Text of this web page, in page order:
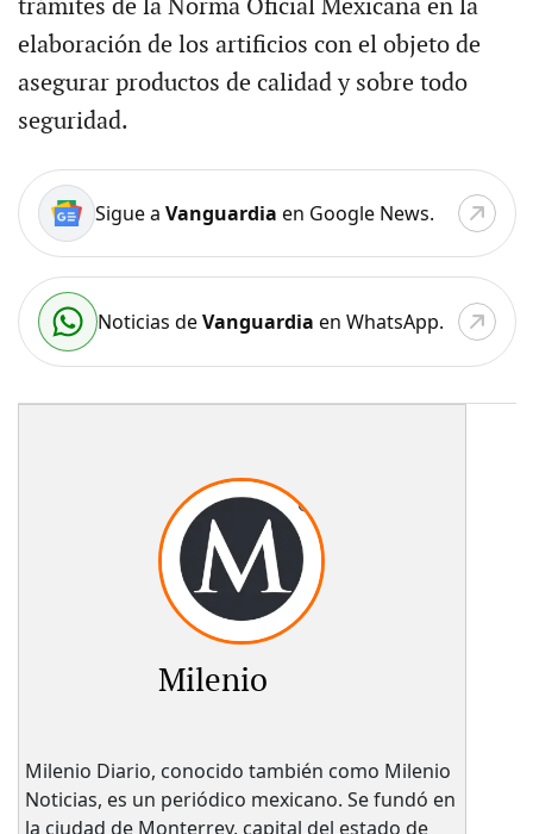
trámites de la Norma Oficial Mexicana en la
elaboración de los artificios con el objeto de
asegurar productos de calidad y sobre todo
seguridad.
Sigue a Vanguardia en Google News.
Noticias deVanguardia en WhatsApp.
Milenio
Milenio Diario, conocido también como Milenio
Noticias, es un periódico mexicano. Se fundó en
la ciudad de Monterrey, capital del estado de